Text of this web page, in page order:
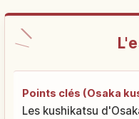
Points clés (Osaka
Les kushikatsu